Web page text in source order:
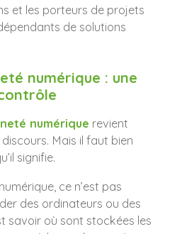
et les porteurs de projets
de solutions
numérique : une
numérique revient
Mais il faut bien
signifie.
ce n’est pas
des ordinateurs ou des
savoir où sont stockées les